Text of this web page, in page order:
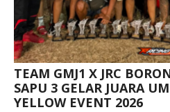
TEAM GMJ1 X JRC
SAPU 3 GELAR JUARA
YELLOW EVENT 2026